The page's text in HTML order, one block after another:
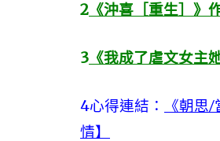
2 《沖喜［重生］》
3 《我成了虐文女主
4心得連結：
《朝思
情】